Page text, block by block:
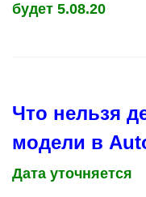
будет 5.08.20
Что нельзя
модели в
Дата уточняется